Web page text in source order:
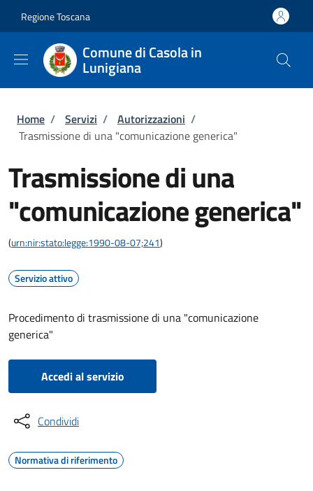
Regione Toscana
Comune di Casola in
Lunigiana
Briciole di pane
Home / Servizi / Autorizzazioni /
Trasmissione di una "comunicazione generica"
Trasmissione di una
"comunicazione generica"
(urn:nir:stato:legge:1990-08-07;241)
Servizio attivo
Procedimento di trasmissione di una "comunicazione
generica"
Accedi al servizio
Condividi
Normativa di riferimento